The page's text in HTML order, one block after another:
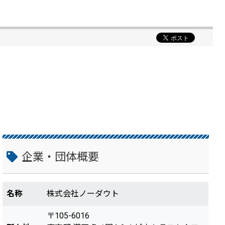
企業・団体概要
名称 株式会社ノーダウト
〒105-6016